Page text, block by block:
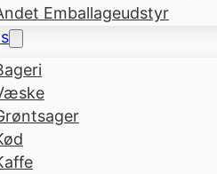
Emballageudstyr